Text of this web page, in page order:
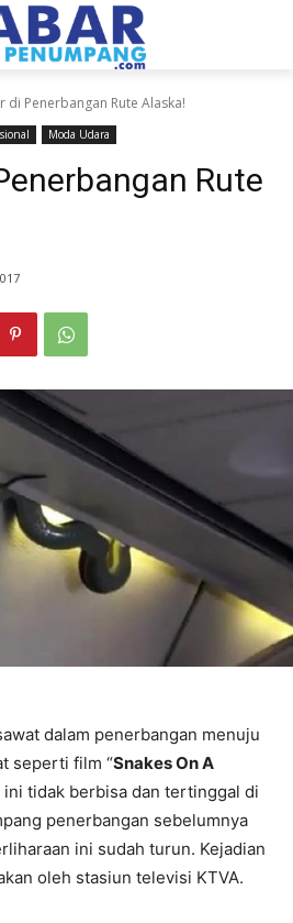
di Penerbangan Rute Alaska!
Moda Udara
Rute
dalam penerbangan menuju
seperti film “Snakes On A
ini tidak berbisa dan tertinggal di
penerbangan sebelumnya
ini sudah turun. Kejadian
oleh stasiun televisi KTVA.